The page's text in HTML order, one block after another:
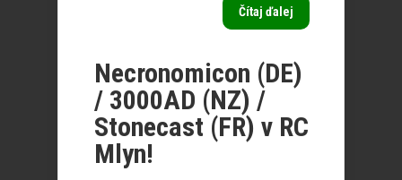
Čítaj ďalej
Necronomicon (DE)
/ 3000AD (NZ) /
Stonecast (FR) v RC
Mlyn!